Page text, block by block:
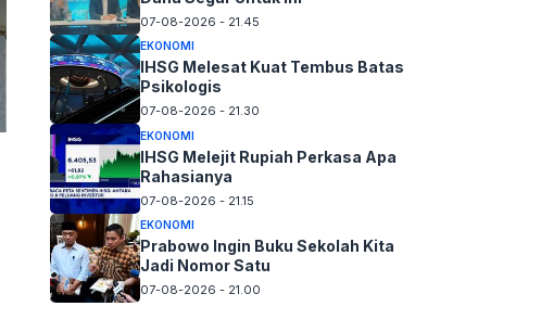
07-08-2026 - 21.45
EKONOMI
IHSG Melesat Kuat Tembus Batas
Psikologis
07-08-2026 - 21.30
EKONOMI
IHSG Melejit Rupiah Perkasa Apa
Rahasianya
07-08-2026 - 21.15
EKONOMI
Prabowo Ingin Buku Sekolah Kita
Jadi Nomor Satu
07-08-2026 - 21.00